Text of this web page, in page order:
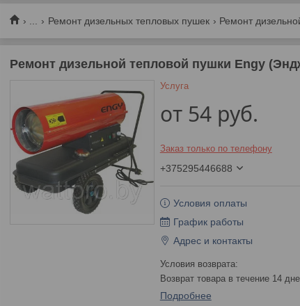
Ремонт дизельных тепловых пушек Ремонт
Ремонт дизельной тепловой пушки Engy
Услуга
от 54 руб.
Заказ только по телефону
+375295446688
Условия оплаты
График работы
Адрес и контакты
возврат товара в течение 14
Подробнее